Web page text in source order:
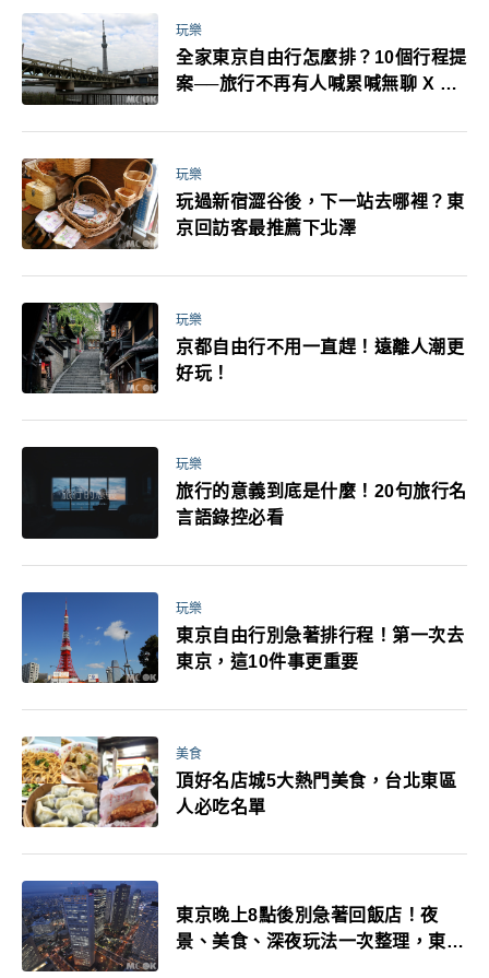
玩樂
全家東京自由行怎麼排？10個行程提
案──旅行不再有人喊累喊無聊 X 爸
玩樂
玩過新宿澀谷後，下一站去哪裡？東
京回訪客最推薦下北澤
玩樂
京都自由行不用一直趕！遠離人潮更
好玩！
玩樂
旅行的意義到底是什麼！20句旅行名
言語錄控必看
玩樂
東京自由行別急著排行程！第一次去
東京，這10件事更重要
美食
頂好名店城5大熱門美食，台北東區
人必吃名單
東京晚上8點後別急著回飯店！夜
景、美食、深夜玩法一次整理，東京